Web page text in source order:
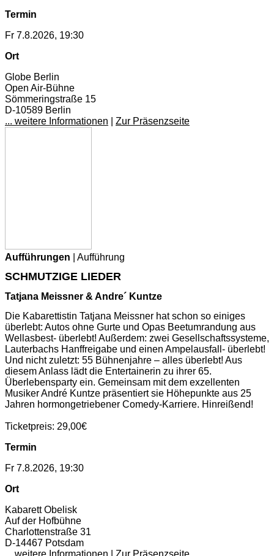
Termin
Fr 7.8.2026, 19:30
Ort
Globe Berlin
Open Air-Bühne
Sömmeringstraße 15
D-10589 Berlin
... weitere Informationen
Zur Präsenzseite
Aufführungen | Aufführung
SCHMUTZIGE LIEDER
Tatjana Meissner & Andre´ Kuntze
Die Kabarettistin Tatjana Meissner hat schon so einiges
überlebt: Autos ohne Gurte und Opas Beetumrandung aus
Wellasbest- überlebt! Außerdem: zwei Gesellschaftssysteme,
Lauterbachs Hanffreigabe und einen Ampelausfall- überlebt!
Und nicht zuletzt: 55 Bühnenjahre – alles überlebt! Aus
diesem Anlass lädt die Entertainerin zu ihrer 65.
Überlebensparty ein. Gemeinsam mit dem exzellenten
Musiker André Kuntze präsentiert sie Höhepunkte aus 25
Jahren hormongetriebener Comedy-Karriere. Hinreißend!
Ticketpreis: 29,00€
Termin
Fr 7.8.2026, 19:30
Ort
Kabarett Obelisk
Auf der Hofbühne
Charlottenstraße 31
D-14467 Potsdam
... weitere Informationen
Zur Präsenzseite